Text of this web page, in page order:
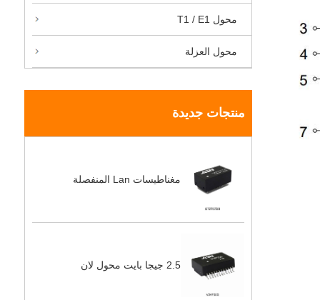
محول T1 / E1
محول العزلة
منتجات جديدة
مغناطيسات Lan المنفصلة
2.5 جيجا بايت محول لان